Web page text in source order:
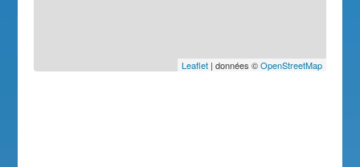
Leaflet| données ©OpenStreetMap